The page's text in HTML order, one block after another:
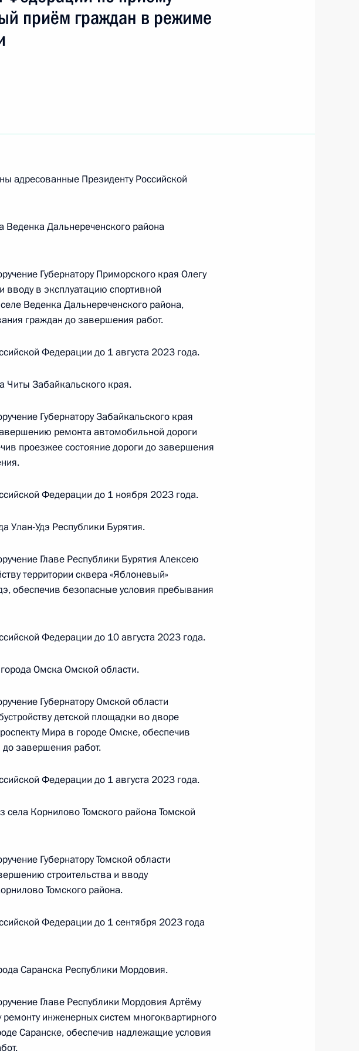
следующие материалы
Бурятия, проведённого по поручению
Управления Президента
политике Инной Биленкиной
по приёму граждан в Москве
по итогам личного приема в режиме видео-
Бурятия, проведённого по поручению
Управления Президента
по приёму граждан в Москве
Российской Федерации начальник
Президента Российской Федерации
по внутренней политике Андрей
видео-конференц-связи
приёма в режиме видео-конференц-
проведённого по поручению Президента
в Приёмной Президента Российской
приём граждан в режиме
адресованные Президенту Российской
Дальнереченского района
Губернатору Приморского края Олегу
вводу в эксплуатацию спортивной
Веденка Дальнереченского района,
граждан до завершения работ.
Федерации до 1 августа 2023 года.
Читы Забайкальского края.
Губернатору Забайкальского края
ремонта автомобильной дороги
проезжее состояние дороги до завершения
Федерации до 1 ноября 2023 года.
Улан-Удэ Республики Бурятия.
Главе Республики Бурятия Алексею
территории сквера «Яблоневый»
обеспечив безопасные условия пребывания
Федерации до 10 августа 2023 года.
Омска Омской области.
Губернатору Омской области
детской площадки во дворе
Мира в городе Омске, обеспечив
завершения работ.
Федерации до 1 августа 2023 года.
Корнилово Томского района Томской
Губернатору Томской области
строительства и вводу
Томского района.
Федерации до 1 сентября 2023 года
Саранска Республики Мордовия.
Главе Республики Мордовия Артёму
инженерных систем многоквартирного
Саранске, обеспечив надлежащие условия